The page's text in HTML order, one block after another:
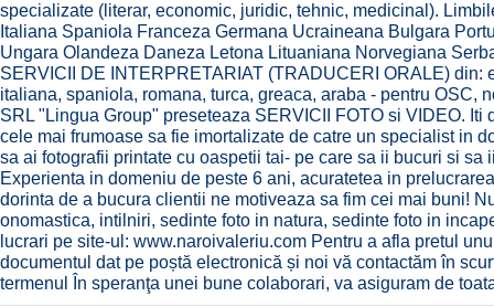
specializate (literar, economic, juridic, tehnic, medicinal).
Italiana Spaniola Franceza Germana Ucraineana Bulgara
Ungara Olandeza Daneza Letona Lituaniana Norvegiana
SERVICII DE INTERPRETARIAT (TRADUCERI ORALE) din:
italiana, spaniola, romana, turca, greaca, araba - pentru OSC,
SRL "Lingua Group" preseteaza SERVICII FOTO si VIDEO. Iti
cele mai frumoase sa fie imortalizate de catre un specialist in
sa ai fotografii printate cu oaspetii tai- pe care sa ii bucuri si sa
Experienta in domeniu de peste 6 ani, acuratetea in
dorinta de a bucura clientii ne motiveaza sa fim cei mai buni!
onomastica, intilniri, sedinte foto in natura, sedinte foto in
lucrari pe site-ul: www.naroivaleriu.com Pentru a afla pretul
documentul dat pe poștă electronică și noi vă contactăm în
termenul În speranţa unei bune colaborari, va asiguram de